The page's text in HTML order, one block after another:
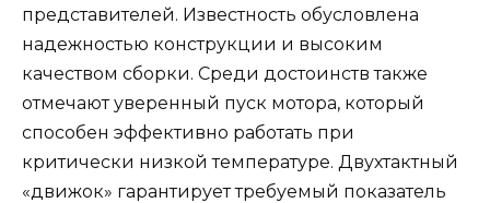
представителей. Известность обусловлена
надежностью конструкции и высоким
качеством сборки. Среди достоинств также
отмечают уверенный пуск мотора, который
способен эффективно работать при
критически низкой температуре. Двухтактный
«движок» гарантирует требуемый показатель